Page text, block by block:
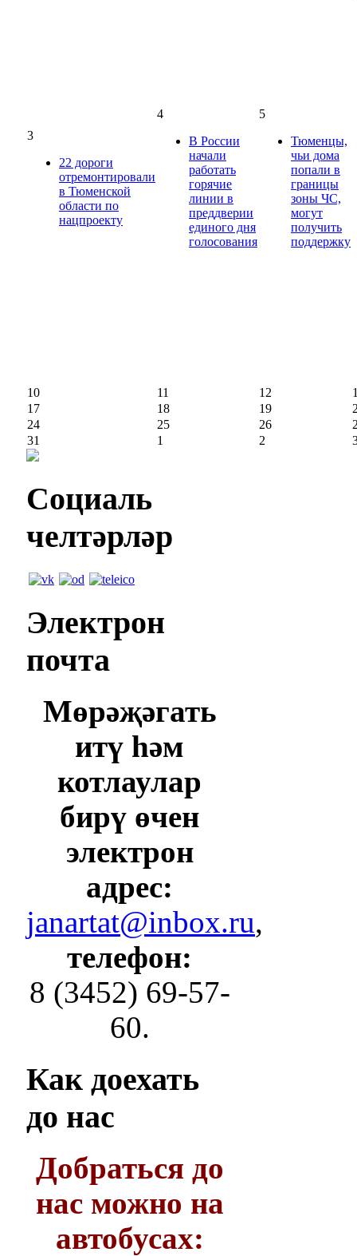
3
22 дороги
отремонтировали
в Тюменской
области по
нацпроекту
4
В России
начали
работать
горячие
линии в
преддверии
единого дня
голосования
5
Тюменцы,
чьи дома
попали в
границы
зоны ЧС,
могут
получить
поддержку
10 11 12
17
18 19
24
25 26
31
1 2
Социаль
челтәрләр
Электрон
почта
Мөрәҗәгать
итү һәм
котлаулар
бирү өчен
электрон
адрес:
janartat@inbox.ru,
телефон:
8 (3452) 69-57-
60.
Как доехать
до нас
Добраться до
нас можно на
автобусах: